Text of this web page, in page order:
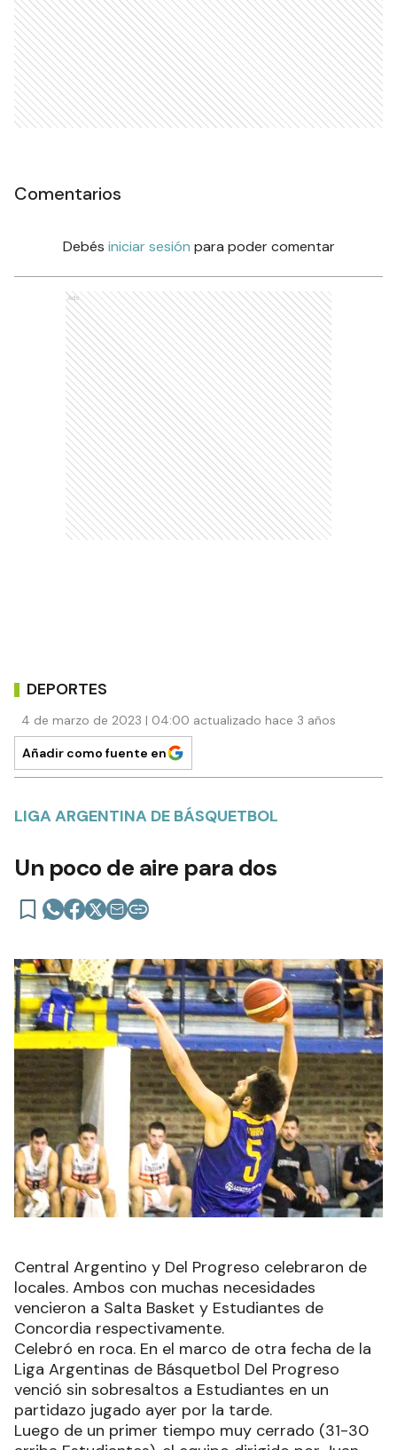
Comentarios
Debés iniciar sesión para poder comentar
Ads
DEPORTES
4 de marzo de 2023 | 04:00 actualizado hace 3 años
Añadir como fuente en
LIGA ARGENTINA DE BÁSQUETBOL
Un poco de aire para dos
Central Argentino y Del Progreso celebraron de
locales. Ambos con muchas necesidades
vencieron a Salta Basket y Estudiantes de
Concordia respectivamente.
Celebró en roca. En el marco de otra fecha de la
Liga Argentinas de Básquetbol Del Progreso
venció sin sobresaltos a Estudiantes en un
partidazo jugado ayer por la tarde.
Luego de un primer tiempo muy cerrado (31-30